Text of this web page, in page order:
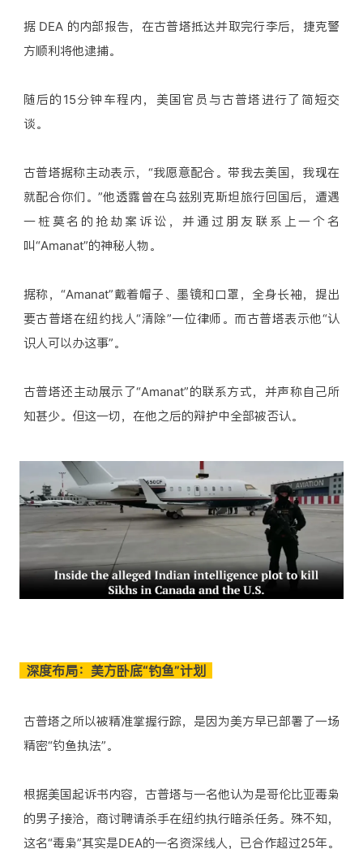
据 DEA 的内部报告，在古普塔抵达并取完行李后，捷克警
方顺利将他逮捕。
随后的15分钟车程内，美国官员与古普塔进行了简短交
谈。
古普塔据称主动表示，“我愿意配合。带我去美国，我现在
就配合你们。”他透露曾在乌兹别克斯坦旅行回国后，遭遇
一桩莫名的抢劫案诉讼，并通过朋友联系上一个名
叫“Amanat”的神秘人物。
据称，“Amanat”戴着帽子、墨镜和口罩，全身长袖，提出
要古普塔在纽约找人“清除”一位律师。而古普塔表示他“认
识人可以办这事”。
古普塔还主动展示了“Amanat”的联系方式，并声称自己所
知甚少。但这一切，在他之后的辩护中全部被否认。
深度布局：美方卧底“钓鱼”计划
古普塔之所以被精准掌握行踪，是因为美方早已部署了一场
精密“钓鱼执法”。
根据美国起诉书内容，古普塔与一名他认为是哥伦比亚毒枭
的男子接洽，商讨聘请杀手在纽约执行暗杀任务。殊不知，
这名“毒枭”其实是DEA的一名资深线人，已合作超过25年。